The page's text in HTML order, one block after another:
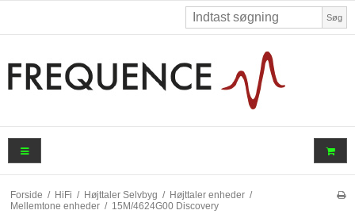
Søg
Forside / HiFi / Højttaler Selvbyg / Højttaler enheder /
Mellemtone enheder / 15M/4624G00 Discovery